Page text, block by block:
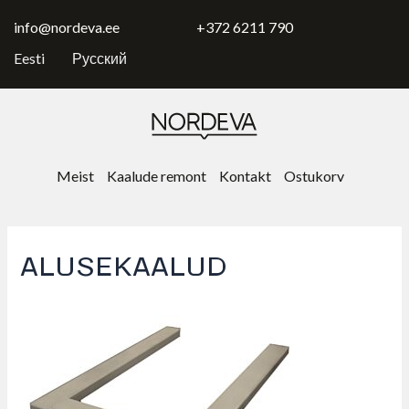
content
info@nordeva.ee
+372 6211 790
Eesti
Русский
Meist Kaalude remont Kontakt Ostukorv
ALUSEKAALUD